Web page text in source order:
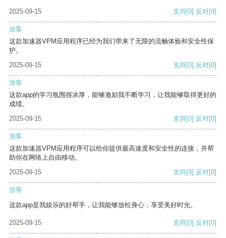
2025-09-15
支持[0] 反对[0]
游客
这款加速器VPM应用程序已经为我们带来了无限的流畅体验和安全性保
护。
2025-09-15
支持[0] 反对[0]
游客
这款app的学习氛围很浓厚，能够激励我不断学习，让我能够取得更好的
成绩。
2025-09-15
支持[0] 反对[0]
游客
这款加速器VPM应用程序可以给你提供最高速度和安全性的连接，并帮
助你在网络上自由移动。
2025-09-15
支持[0] 反对[0]
游客
这款app是我娱乐的好帮手，让我能够放松身心，享受美好时光。
2025-09-15 支持[0] 反对[0]